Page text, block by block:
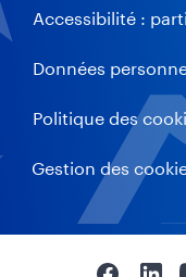
Accessibilité :
Données
Politique des
Gestion des
F L